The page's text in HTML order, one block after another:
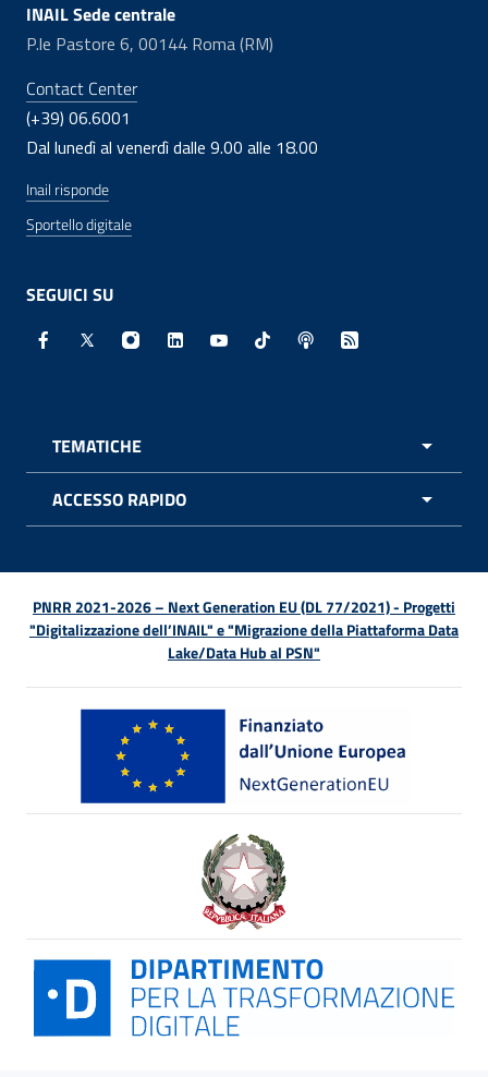
INAIL Sede centrale
P.le Pastore 6, 00144 Roma (RM)
Contact Center
(+39) 06.6001
Dal lunedì al venerdì dalle 9.00 alle 18.00
Inail risponde
Sportello digitale
SEGUICI SU
Facebook - Sito esterno - Apertura in nuova finestra
X - Sito esterno - Apertura in nuova finestra
Instagram - Sito esterno - Apertura in
Linkedin - Sito esterno - Apertura in
Youtube - Sito esterno -
TikTok - Sito esterno -
Spreaker - Sito
Feed RSS -
TEMATICHE
ACCESSO RAPIDO
PNRR 2021-2026 – Next Generation EU (DL 77/2021) - Progetti
"Digitalizzazione dell’INAIL" e "Migrazione della Piattaforma Data
Lake/Data Hub al PSN"